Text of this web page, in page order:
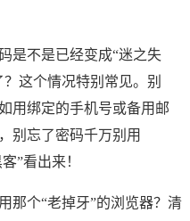
是不是已经变成“迷之失
这个情况特别常见。别
用绑定的手机号或备用邮
别忘了密码千万别用
”看出来！
那个“老掉牙”的浏览器？清